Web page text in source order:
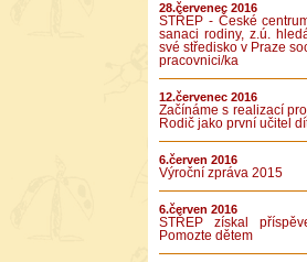
28.červenec 2016
STŘEP - České
sanaci rodiny, z.ú.
své středisko v Praze
pracovnici/ka
12.červenec 2016
Začínáme s realizací
Rodič jako první učitel
6.červen 2016
Výroční zpráva 2015
6.červen 2016
STŘEP získal
Pomozte dětem